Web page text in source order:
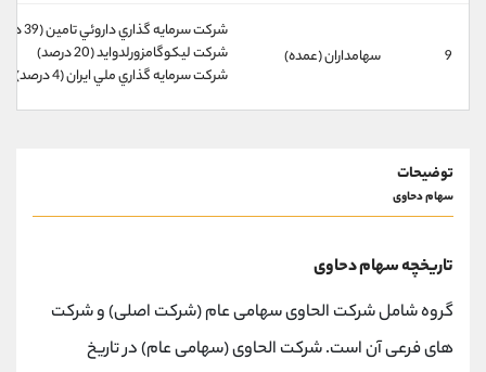
9 سهامداران (عمده)
شركت سرمايه گذاري داروئي تامين (39 درصد)
شركت ليكوگامزورلدوايد (20 درصد)
شركت سرمايه گذاري ملي ايران (4 درصد)
توضیحات
سهام دحاوی
تاریخچه سهام دحاوی
گروه شامل شرکت الحاوی سهامی عام (شرکت اصلی) و شرکت
های فرعی آن است. شرکت الحاوی (سهامی عام) در تاریخ